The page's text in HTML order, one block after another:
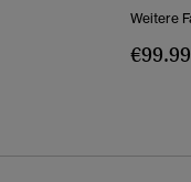
Weitere
€99.99